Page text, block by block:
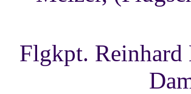
Flgkpt.